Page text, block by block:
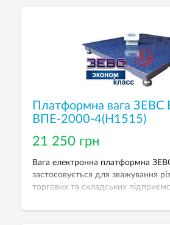
Платформна вага
ВПЕ-2000-4(H1515)
21 250 грн
Вага електронна платформна
застосовується для зважування
торгових та складських
мм.